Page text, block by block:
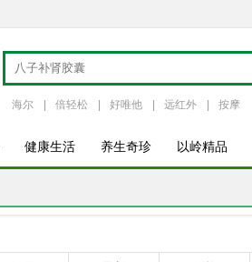
海尔 倍轻松 好唯他 远红外 按摩
健康生活 养生奇珍 以岭精品